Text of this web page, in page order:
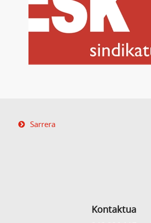
Sarrera
Kontaktua